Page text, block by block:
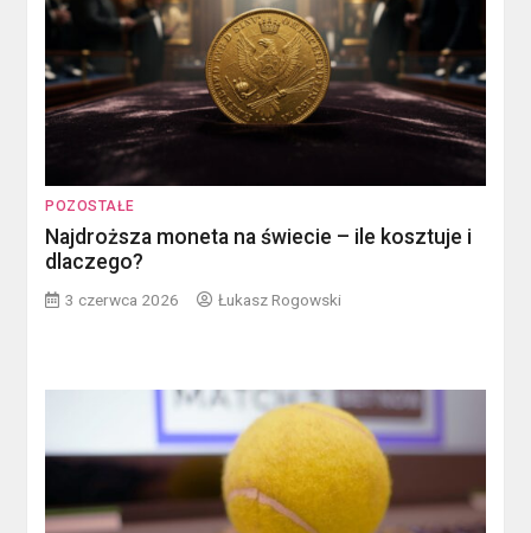
POZOSTAŁE
Najdroższa moneta na świecie – ile kosztuje i
dlaczego?
3 czerwca 2026 Łukasz Rogowski